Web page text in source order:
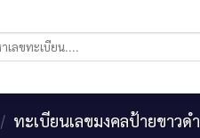
/ ทะเบียนเลขมงคลป้ายขาวดำ